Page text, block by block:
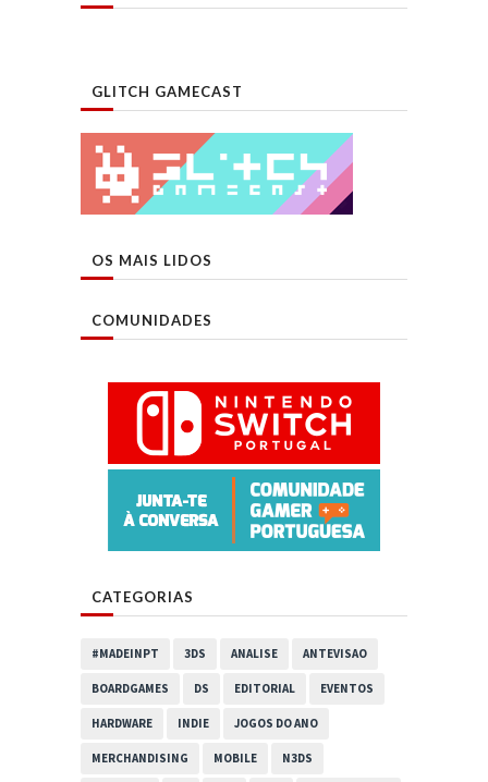
GLITCH GAMECAST
OS MAIS LIDOS
COMUNIDADES
CATEGORIAS
#MADEINPT 3DS ANALISE ANTEVISAO
BOARDGAMES DS EDITORIAL EVENTOS
HARDWARE INDIE JOGOS DO ANO
MERCHANDISING MOBILE N3DS